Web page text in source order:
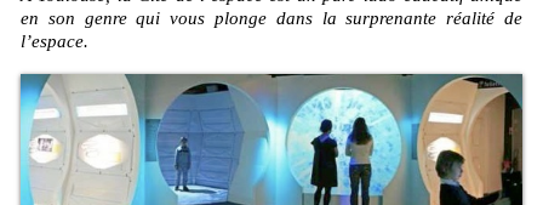
en son genre qui vous plonge dans la surprenante réalité de
l’espace.